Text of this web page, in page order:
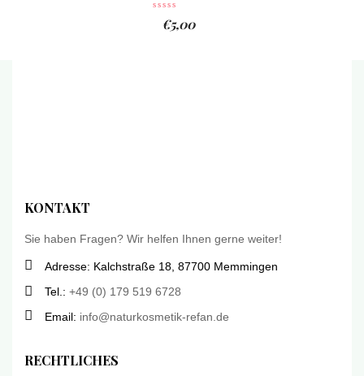
€5,00
KONTAKT
Sie haben Fragen? Wir helfen Ihnen gerne weiter!
Adresse: Kalchstraße 18, 87700 Memmingen
Tel.: +49 (0) 179 519 6728
Email: info@naturkosmetik-refan.de
RECHTLICHES